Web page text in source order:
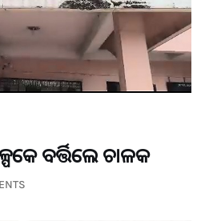
ବର୍ତ୍ତିଲେ ଚାଳକ